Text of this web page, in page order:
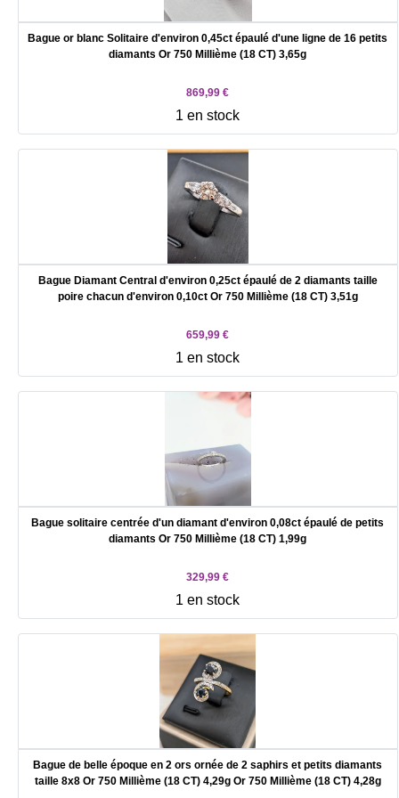
Bague or blanc Solitaire d'environ 0,45ct épaulé d'une ligne de 16 petits
diamants Or 750 Millième (18 CT) 3,65g
869,99 €
1 en stock
Bague Diamant Central d'environ 0,25ct épaulé de 2 diamants taille
poire chacun d'environ 0,10ct Or 750 Millième (18 CT) 3,51g
659,99 €
1 en stock
Bague solitaire centrée d'un diamant d'environ 0,08ct épaulé de petits
diamants Or 750 Millième (18 CT) 1,99g
329,99 €
1 en stock
Bague de belle époque en 2 ors ornée de 2 saphirs et petits diamants
taille 8x8 Or 750 Millième (18 CT) 4,29g Or 750 Millième (18 CT) 4,28g